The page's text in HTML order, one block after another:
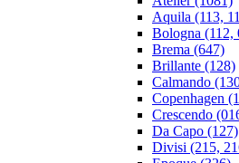
Aquila (113,
Bologna (112,
Brema (647)
Brillante (128)
Calmando
Copenhagen
Crescendo
Da Capo (127)
Divisi (215,